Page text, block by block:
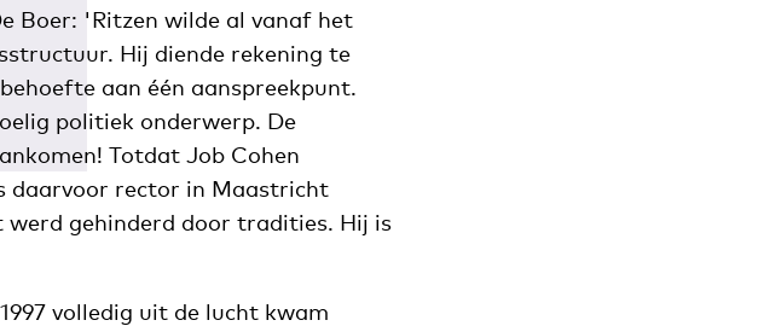
Boer: 'Ritzen wilde al vanaf het
Hij diende rekening te
aan één aanspreekpunt.
politiek onderwerp. De
Totdat Job Cohen
daarvoor rector in Maastricht
werd gehinderd door tradities. Hij is
volledig uit de lucht kwam